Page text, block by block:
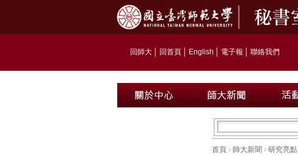
回師大 回首頁 English 電子報 聯絡我們
首頁 › 師大新聞 › 研究亮點